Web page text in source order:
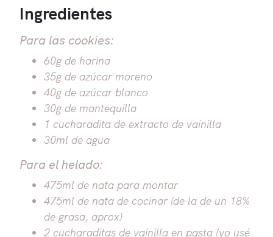
Ingredientes
Para las cookies:
60g de harina
35g de azúcar moreno
40g de azúcar blanco
30g de mantequilla
1 cucharadita de extracto de vainilla
30ml de agua
Para el helado:
475ml de nata para montar
475ml de nata de cocinar (de la de un 18%
de grasa, aprox)
2 cucharaditas de vainilla en pasta (yo usé